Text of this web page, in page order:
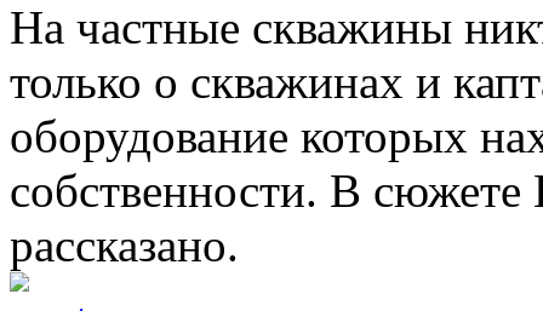
На частные скважины
только о скважинах и
оборудование которых
собственности. В
рассказано.